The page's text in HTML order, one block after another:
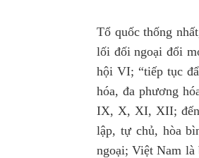
Tổ quốc thống
lối đối ngoại đổi
hội VI; “tiếp tục
hóa, đa phương
IX, X, XI, XII; đến
lập, tự chủ, hòa
ngoại; Việt Nam là